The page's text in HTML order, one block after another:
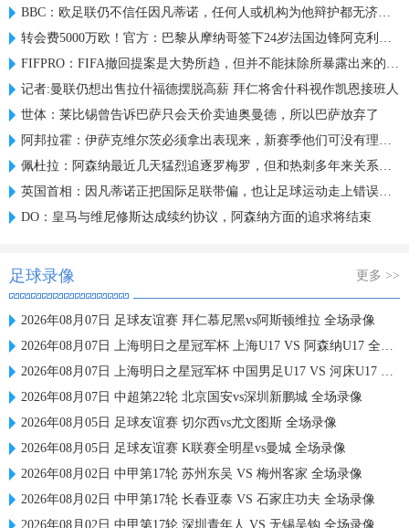
BBC：欧足联仍不信任因凡蒂诺，任何人或机构为他辩护都无济于事
转会费5000万欧！官方：巴黎从摩纳哥签下24岁法国边锋阿克利乌什
FIFPRO：FIFA撤回提案是大势所趋，但并不能抹除所暴露出来的问题
记者:曼联仍想出售拉什福德摆脱高薪 拜仁将舍什科视作凯恩接班人
世体：莱比锡曾告诉巴萨只会天价卖迪奥曼德，所以巴萨放弃了
阿邦拉霍：伊萨克维尔茨必须拿出表现来，新赛季他们可没有理由了
佩杜拉：阿森纳最近几天猛烈追逐罗梅罗，但和热刺多年来关系较僵
英国首相：因凡蒂诺正把国际足联带偏，也让足球运动走上错误道路
DO：皇马与维尼修斯达成续约协议，阿森纳方面的追求将结束
足球录像 更多 >>
2026年08月07日 足球友谊赛 拜仁慕尼黑vs阿斯顿维拉 全场录像
2026年08月07日 上海明日之星冠军杯 上海U17 VS 阿森纳U17 全场录像
2026年08月07日 上海明日之星冠军杯 中国男足U17 VS 河床U17 全场录像
2026年08月07日 中超第22轮 北京国安vs深圳新鹏城 全场录像
2026年08月05日 足球友谊赛 切尔西vs尤文图斯 全场录像
2026年08月05日 足球友谊赛 K联赛全明星vs曼城 全场录像
2026年08月02日 中甲第17轮 苏州东吴 VS 梅州客家 全场录像
2026年08月02日 中甲第17轮 长春亚泰 VS 石家庄功夫 全场录像
2026年08月02日 中甲第17轮 深圳青年人 VS 无锡吴钩 全场录像